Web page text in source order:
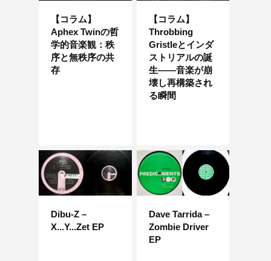
【コラム】
Aphex Twinの哲
学的音楽観：秩
序と無秩序の共
存
【コラム】
Throbbing
Gristleとインダ
ストリアルの誕
生——音楽が崩
壊し再構築され
る瞬間
Dibu-Z –
X...Y...Zet EP
Dave Tarrida –
Zombie Driver
EP